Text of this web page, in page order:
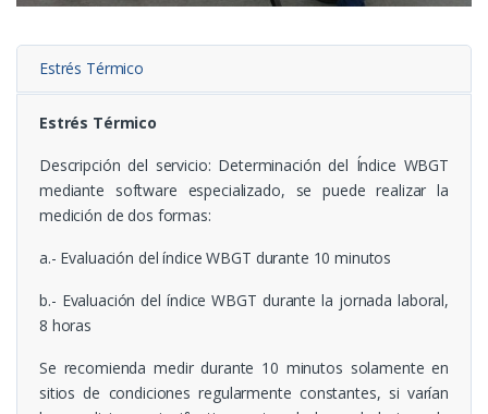
Estrés Térmico
Estrés Térmico
Descripción del servicio: Determinación del Índice WBGT
mediante software especializado, se puede realizar la
medición de dos formas:
a.- Evaluación del índice WBGT durante 10 minutos
b.- Evaluación del índice WBGT durante la jornada laboral,
8 horas
Se recomienda medir durante 10 minutos solamente en
sitios de condiciones regularmente constantes, si varían